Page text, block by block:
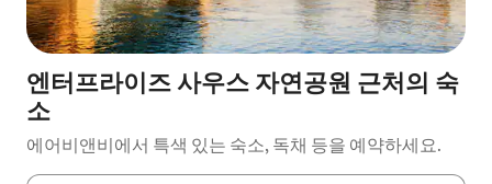
엔터프라이즈 사우스 자연공원 근처의 숙
소
에어비앤비에서 특색 있는 숙소, 독채 등을 예약하세요.